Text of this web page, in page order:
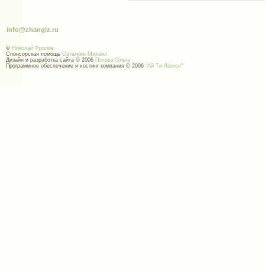
info@zhangiz.ru
© Николай Фролов
Спонсорская помощь Саталкин Михаил
Дизайн и разработка сайта © 2006 Попова Ольга
Программное обеспечение и хостинг компания © 2006 "Ай Ти Легион"